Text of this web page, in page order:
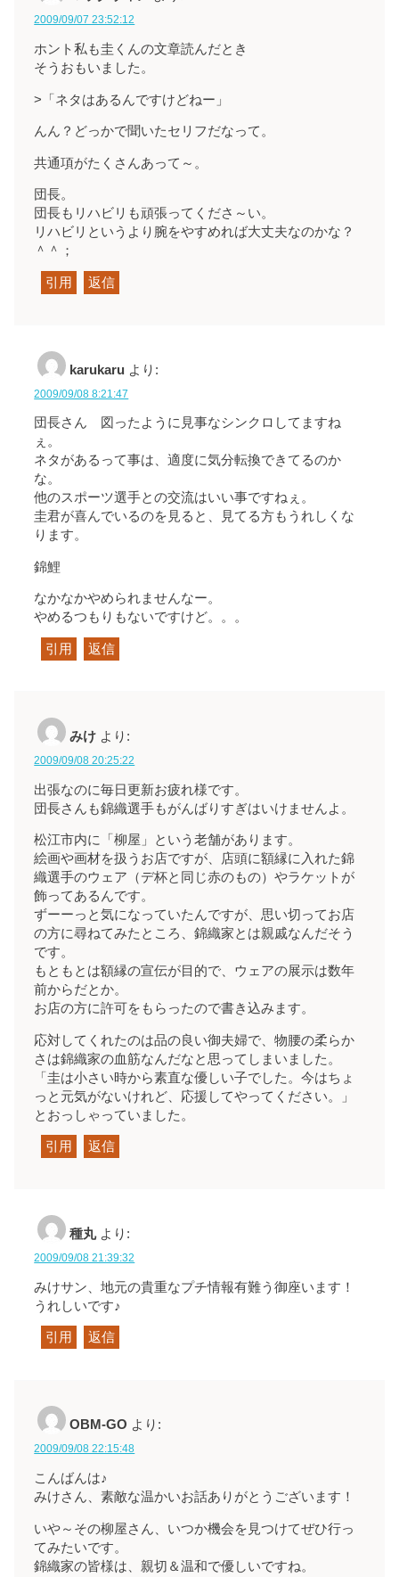
2009/09/07 23:52:12
ホント私も圭くんの文章読んだとき
そうおもいました。
>「ネタはあるんですけどねー」
んん？どっかで聞いたセリフだなって。
共通項がたくさんあって～。
団長。
団長もリハビリも頑張ってくださ～い。
リハビリというより腕をやすめれば大丈夫なのかな？
＾＾；
引用 返信
karukaru より:
2009/09/08 8:21:47
団長さん 図ったように見事なシンクロしてますね
ぇ。
ネタがあるって事は、適度に気分転換できてるのか
な。
他のスポーツ選手との交流はいい事ですねぇ。
圭君が喜んでいるのを見ると、見てる方もうれしくな
ります。
錦鯉
なかなかやめられませんなー。
やめるつもりもないですけど。。。
引用 返信
みけ より:
2009/09/08 20:25:22
出張なのに毎日更新お疲れ様です。
団長さんも錦織選手もがんばりすぎはいけませんよ。
松江市内に「柳屋」という老舗があります。
絵画や画材を扱うお店ですが、店頭に額縁に入れた錦
織選手のウェア（デ杯と同じ赤のもの）やラケットが
飾ってあるんです。
ずーーっと気になっていたんですが、思い切ってお店
の方に尋ねてみたところ、錦織家とは親戚なんだそう
です。
もともとは額縁の宣伝が目的で、ウェアの展示は数年
前からだとか。
お店の方に許可をもらったので書き込みます。
応対してくれたのは品の良い御夫婦で、物腰の柔らか
さは錦織家の血筋なんだなと思ってしまいました。
「圭は小さい時から素直な優しい子でした。今はちょ
っと元気がないけれど、応援してやってください。」
とおっしゃっていました。
引用 返信
種丸 より:
2009/09/08 21:39:32
みけサン、地元の貴重なプチ情報有難う御座います！
うれしいです♪
引用 返信
OBM‐GO より:
2009/09/08 22:15:48
こんばんは♪
みけさん、素敵な温かいお話ありがとうございます！
いや～その柳屋さん、いつか機会を見つけてぜひ行っ
てみたいです。
錦織家の皆様は、親切＆温和で優しいですね。